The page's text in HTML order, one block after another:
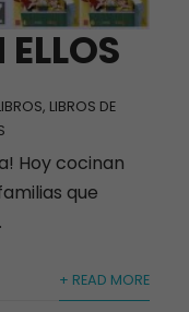
, LIBROS DE
Hoy cocinan
que
+ READ MORE